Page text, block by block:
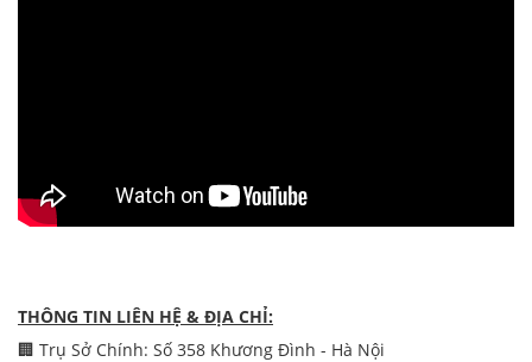
THÔNG TIN LIÊN HỆ & ĐỊA CHỈ:
🏢 Trụ Sở Chính: Số 358 Khương Đình - Hà Nội